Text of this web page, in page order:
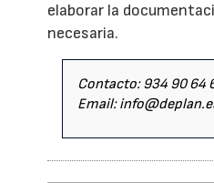
elaborar la
necesaria.
Contacto: 934 90 64
Email: